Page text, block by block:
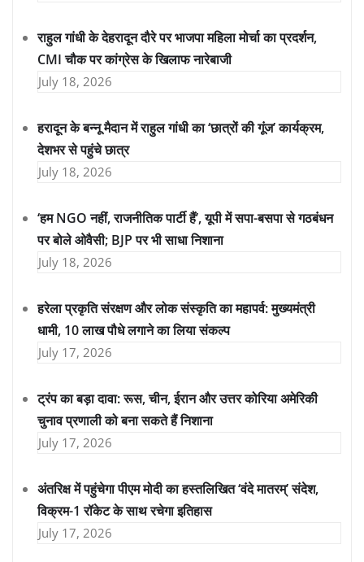
राहुल गांधी के देहरादून दौरे पर भाजपा महिला मोर्चा का प्रदर्शन,
CMI चौक पर कांग्रेस के खिलाफ नारेबाजी
July 18, 2026
हरादून के बन्नू मैदान में राहुल गांधी का ‘छात्रों की गूंज’ कार्यक्रम,
देशभर से पहुंचे छात्र
July 18, 2026
‘हम NGO नहीं, राजनीतिक पार्टी हैं’, यूपी में सपा-बसपा से गठबंधन
पर बोले ओवैसी; BJP पर भी साधा निशाना
July 18, 2026
हरेला प्रकृति संरक्षण और लोक संस्कृति का महापर्व: मुख्यमंत्री
धामी, 10 लाख पौधे लगाने का लिया संकल्प
July 17, 2026
ट्रंप का बड़ा दावा: रूस, चीन, ईरान और उत्तर कोरिया अमेरिकी
चुनाव प्रणाली को बना सकते हैं निशाना
July 17, 2026
अंतरिक्ष में पहुंचेगा पीएम मोदी का हस्तलिखित ‘वंदे मातरम्’ संदेश,
विक्रम-1 रॉकेट के साथ रचेगा इतिहास
July 17, 2026